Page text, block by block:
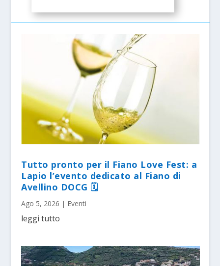
Tutto pronto per il Fiano Love Fest: a
Lapio l’evento dedicato al Fiano di
Avellino DOCG 🗓
Ago 5, 2026 | Eventi
leggi tutto